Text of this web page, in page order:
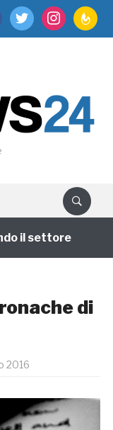
twitter instagram
il settore
di
2016